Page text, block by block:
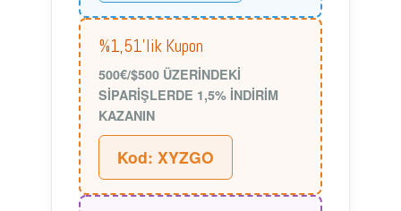
%1,51'lik Kupon
500€/$500 ÜZERİNDEKİ
SİPARİŞLERDE 1,5% İNDİRİM
KAZANIN
Kod: XYZGO